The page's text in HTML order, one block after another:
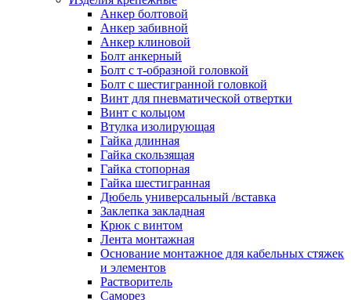
кабель-канала
Коробка распределительная для
кабель-каналов
Крышка для настенного кабель-
Панель лицевая для настенного
канала
Перегородка разделительная для
настенного кабель-канала
Переходник для кабель-канала
Поворот для кабель-канала
Поворот для настенного кабель-
Рамка для ввода настенного
канала в стену/потолок/щит
Соединитель на стык для
кабель-канала
Соединитель/накладка на стык для
кабель-канала
Угол внешний для кабель-канала
Угол внешний для настенного
канала
Анкер болтовой
Анкер забивной
Анкер клиновой
Болт анкерный
Болт с т-образной головкой
Болт с шестигранной головкой
Винт для пневматической отвертки
Винт с кольцом
Втулка изолирующая
Гайка длинная
Гайка скользящая
Гайка стопорная
Гайка шестигранная
Дюбель универсальный /вставка
Заклепка закладная
Крюк с винтом
Лента монтажная
Основание монтажное для кабельных стяжек
и элементов
Растворитель
Саморез